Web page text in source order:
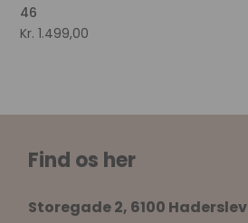
46
Kr. 1.499,00
Find os her
Storegade 2, 6100 Haderslev